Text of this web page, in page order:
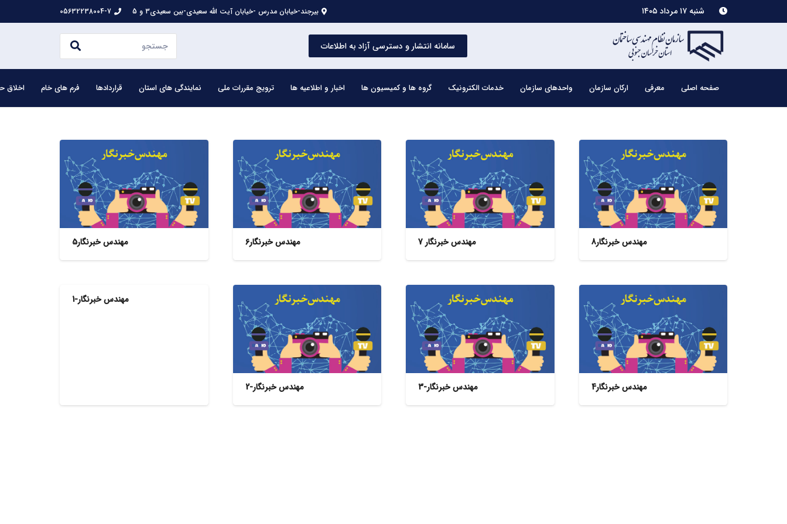
شنبه ۱۷ مرداد ۱۴۰۵ بیرجند-خیابان مدرس -خیابان آیت الله سعیدی-بین سعیدی3 و 5 05632238004-7
سامانه انتشار و دسترسی آزاد به اطلاعات
صفحه اصلی معرفی ارکان سازمان واحدهای سازمان خدمات الکترونیک گروه ها و کمیسیون ها اخبار و اطلاعیه ها ترویج مقررات ملی نمایندگی های استان قراردادها فرم های خام اخلاق
مهندس خبرنگار8 مهندس خبرنگار 7 مهندس خبرنگار6 مهندس خبرنگار5
مهندس خبرنگار4 مهندس خبرنگار-3 مهندس خبرنگار-2
مهندس خبرنگار-1